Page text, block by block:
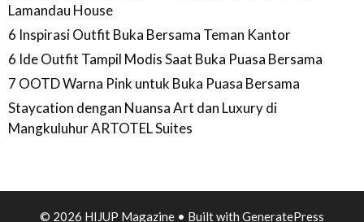
Lamandau House
6 Inspirasi Outfit Buka Bersama Teman Kantor
6 Ide Outfit Tampil Modis Saat Buka Puasa Bersama
7 OOTD Warna Pink untuk Buka Puasa Bersama
Staycation dengan Nuansa Art dan Luxury di
Mangkuluhur ARTOTEL Suites
© 2026 HIJUP Magazine • Built with GeneratePress